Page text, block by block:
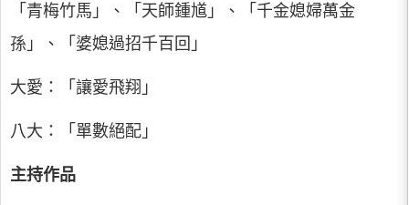
「青梅竹馬」、「天師鍾馗」、「千金媳婦萬金
孫」、「婆媳過招千百回」
大愛：「讓愛飛翔」
八大：「單數絕配」
主持作品